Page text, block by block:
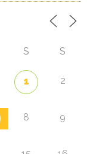
S S
1 2
8 9